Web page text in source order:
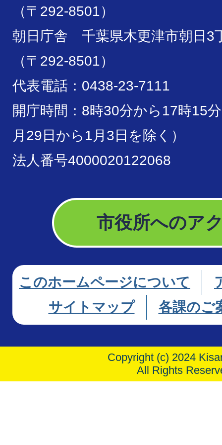
（〒292-8501）
朝日庁舎 千葉県木更津市朝日3
（〒292-8501）
代表電話：0438-23-7111
開庁時間：8時30分から17時15
月29日から1月3日を除く）
法人番号4000020122068
市役所へのア
このホームページについて
サイトマップ
各課のご
Copyright (c) 2024
All Rights